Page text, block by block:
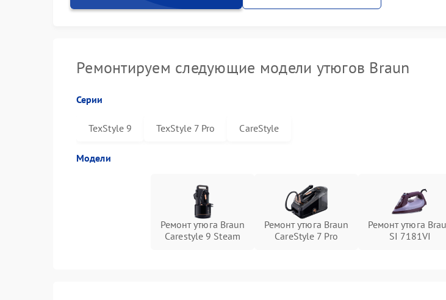
Ремонтируем следующие модели утюгов Braun
Серии
TexStyle 9 TexStyle 7 Pro CareStyle
Модели
Ремонт утюга Braun
Carestyle 9 Steam
Ремонт утюга Braun
CareStyle 7 Pro
Ремонт утюга
SI 7181VI